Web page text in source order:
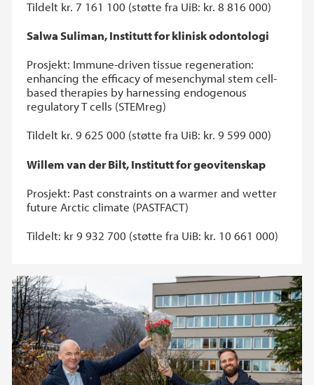
Tildelt kr. 7 161 100 (støtte fra UiB: kr. 8 816 000)
Salwa Suliman, Institutt for klinisk odontologi
Prosjekt: Immune-driven tissue regeneration:
enhancing the efficacy of mesenchymal stem cell-
based therapies by harnessing endogenous
regulatory T cells (STEMreg)
Tildelt kr. 9 625 000 (støtte fra UiB: kr. 9 599 000)
Willem van der Bilt, Institutt for geovitenskap
Prosjekt: Past constraints on a warmer and wetter
future Arctic climate (PASTFACT)
Tildelt: kr 9 932 700 (støtte fra UiB: kr. 10 661 000)